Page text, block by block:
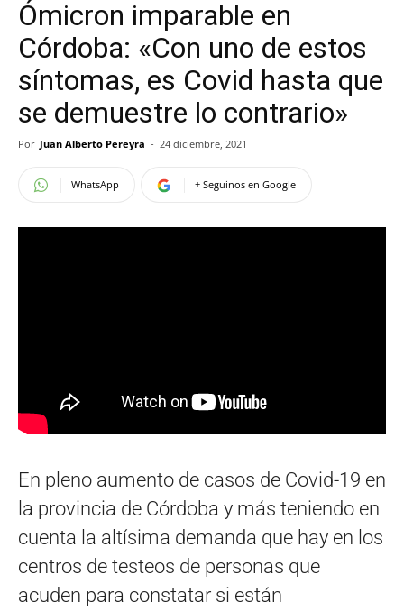
Ómicron imparable en
Córdoba: «Con uno de estos
síntomas, es Covid hasta que
se demuestre lo contrario»
Por Juan Alberto Pereyra - 24 diciembre, 2021
WhatsApp + Seguinos en Google
En pleno aumento de casos de Covid-19 en
la provincia de Córdoba y más teniendo en
cuenta la altísima demanda que hay en los
centros de testeos de personas que
acuden para constatar si están